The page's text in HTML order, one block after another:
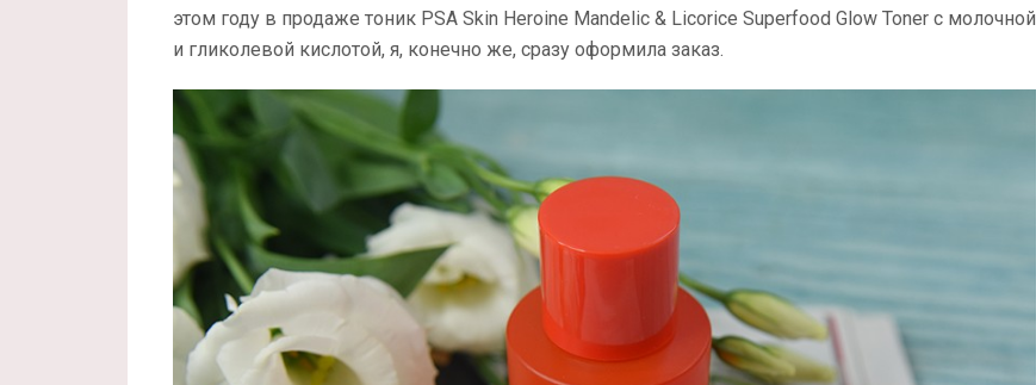
этом году в продаже тоник PSA Skin Heroine Mandelic & Licorice Superfood Glow Toner с молочной
и гликолевой кислотой, я, конечно же, сразу оформила заказ.